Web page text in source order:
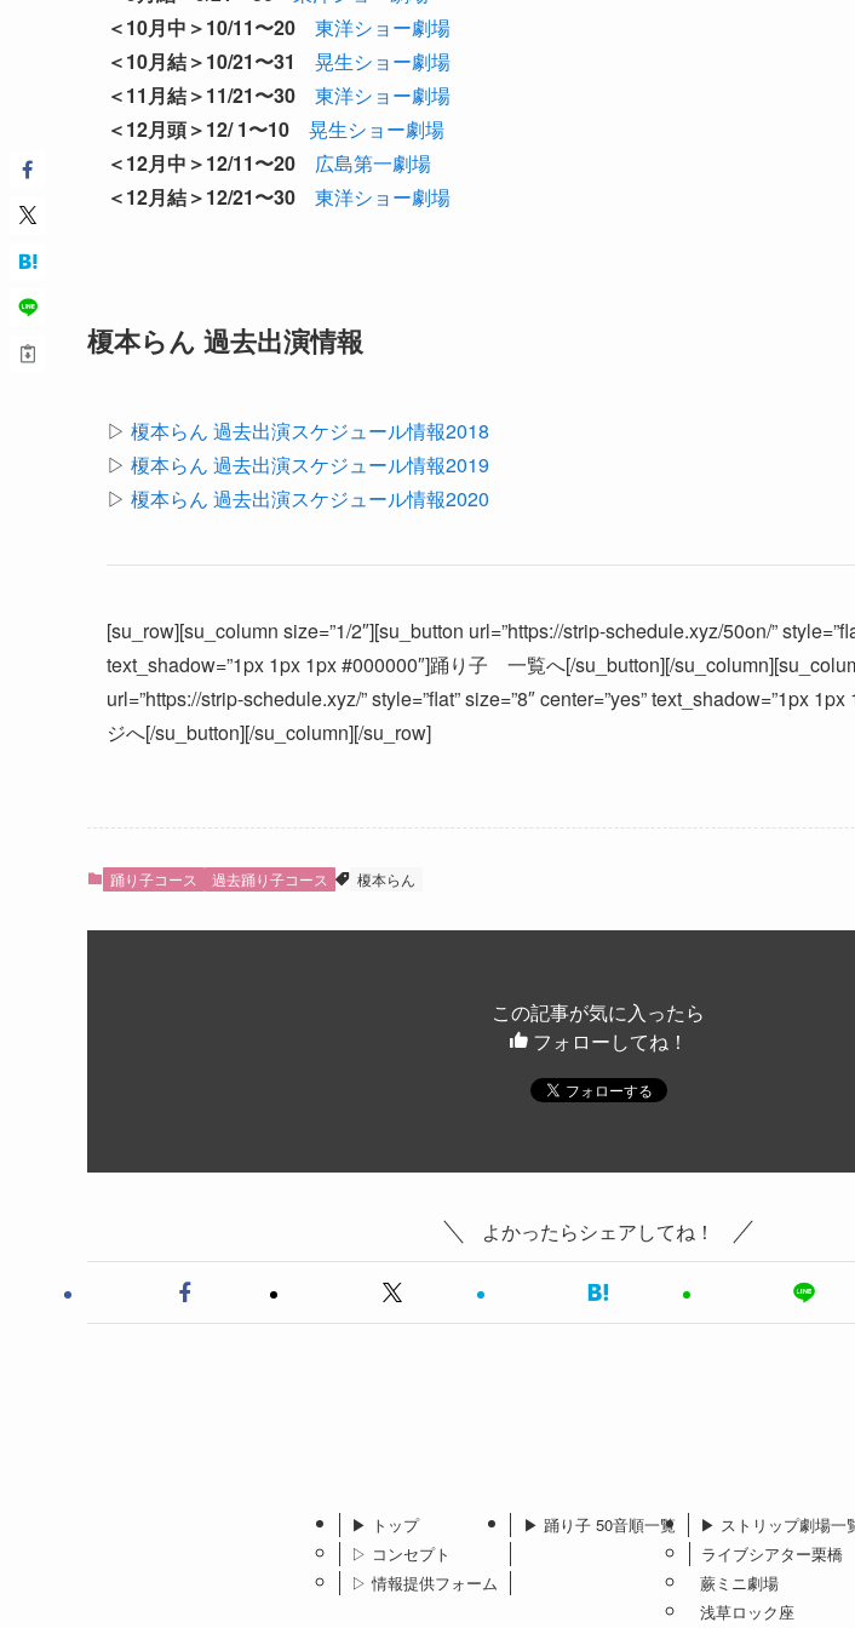
＜10月中＞10/11〜20
東洋ショー劇場
＜10月結＞10/21〜31
晃生ショー劇場
＜11月結＞11/21〜30
東洋ショー劇場
＜12月頭＞12/ 1〜10
晃生ショー劇場
＜12月中＞12/11〜20
広島第一劇場
＜12月結＞12/21〜30
東洋ショー劇場
榎本らん 過去出演情報
▷ 榎本らん 過去出演スケジュール情報2018
▷ 榎本らん 過去出演スケジュール情報2019
▷ 榎本らん 過去出演スケジュール情報2020
[su_row][su_column size=”1/2″][su_button url=”https://strip-schedule.xyz/50on/”
text_shadow=”1px 1px 1px #000000″]踊り子 一覧へ[/su_button][/
url=”https://strip-schedule.xyz/” style=”flat” size=”8″ center=”yes” text_shadow=”1px
ジへ[/su_button][/su_column][/su_row]
踊り子コース 過去踊り子コース 榎本らん
この記事が気に入ったら
フォローしてね！
よかったらシェアしてね！
▶︎ トップ
▷ コンセプト
▷ 情報提供フォーム
▶︎ 踊り子 50音順一覧
▶︎ ストリップ劇場一
ライブシアター栗橋
蕨ミニ劇場
浅草ロック座